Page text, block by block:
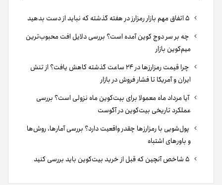
چه بر سر دوج کوین آمده است؟ بررسی دلایل افت محبوب‌ترین
میم‌کوین بازار
چرا قیمت رمزارزها در ۲۴ ساعت گذشته کاهش یافت؟ از تنش
ایران و آمریکا تا فشار فروش در بازار
آیا مرداد ماه معمولا برای بیت‌کوین ماه نزولی است؟ بررسی
عملکرد تاریخی بیت‌کوین در آگوست
پول‌شویی با رمزارزها چقدر واقعیت دارد؟ بررسی آمارها، روش‌ها
و باورهای اشتباه